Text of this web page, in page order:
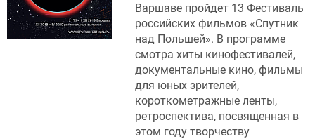
Варшаве пройдет 13 Фестиваль
российских фильмов «Спутник
над Польшей». В программе
смотра хиты кинофестивалей,
документальные кино, фильмы
для юных зрителей,
короткометражные ленты,
ретроспектива, посвященная в
этом году творчеству